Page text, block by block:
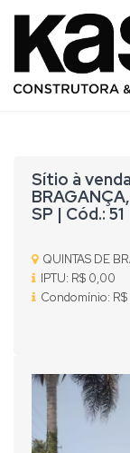
Sítio à
SP | Cód.: 51
QUINTAS DE
IPTU: R$ 0,00
Condomínio:
Previous